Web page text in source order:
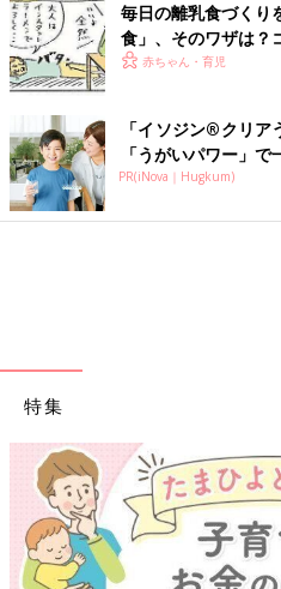
毎日の離乳食づくり
食」、そのワザは？
赤ちゃん・育児
「イソジン®クリ
「うがいパワー」
PR(iNova｜Hugkum)
特集